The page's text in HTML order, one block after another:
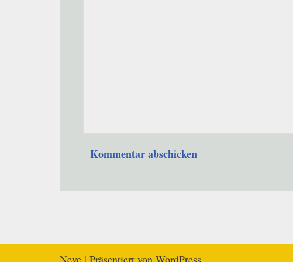
Neve | Präsentiert von WordPress